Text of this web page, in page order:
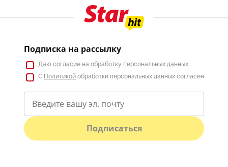
Подписка на рассылку
Даю согласие на обработку персональных данных
С Политикой обработки персональных данных согласен
Подписаться